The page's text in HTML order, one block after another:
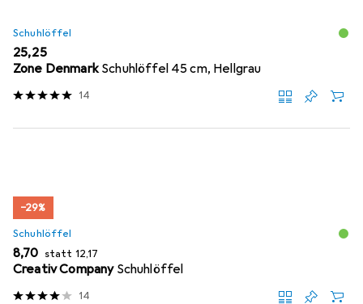
Schuhlöffel
EUR
25,25
Zone Denmark Schuhlöffel 45 cm, Hellgrau
14
−29%
Schuhlöffel
EUR
8,70 statt EUR
12,17
Creativ Company Schuhlöffel
14